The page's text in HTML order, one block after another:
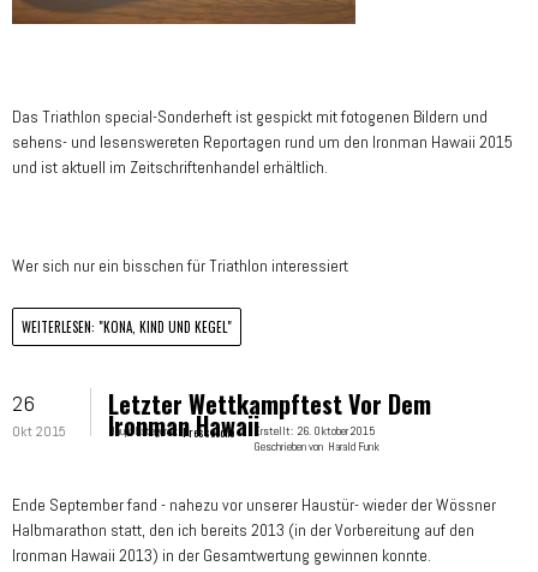
Das Triathlon special-Sonderheft ist gespickt mit fotogenen Bildern und
sehens- und lesenswereten Reportagen rund um den Ironman Hawaii 2015
und ist aktuell im Zeitschriftenhandel erhältlich.
Wer sich nur ein bisschen für Triathlon interessiert
WEITERLESEN: "KONA, KIND UND KEGEL"
26
Okt 2015
Letzter Wettkampftest Vor Dem
Ironman Hawaii
Hauptkategorie: Presseecho Erstellt: 26. Oktober 2015
Geschrieben von Harald Funk
Ende September fand - nahezu vor unserer Haustür- wieder der Wössner
Halbmarathon statt, den ich bereits 2013 (in der Vorbereitung auf den
Ironman Hawaii 2013) in der Gesamtwertung gewinnen konnte.